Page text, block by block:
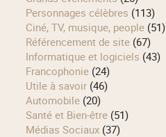
Personnages célèbres (113)
Ciné, TV, musique, people(51)
Référencement de site(67)
Informatique et logiciels (43)
Francophonie(24)
Utile à savoir(46)
Automobile(20)
Santé et Bien-être(51)
Médias Sociaux(37)